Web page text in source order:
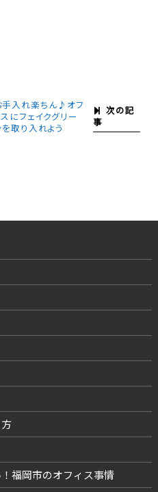
次の記
事
手入れ楽ちん♪オフ
にフェイクグリー
を取り入れよう
福岡市のオフィス事情